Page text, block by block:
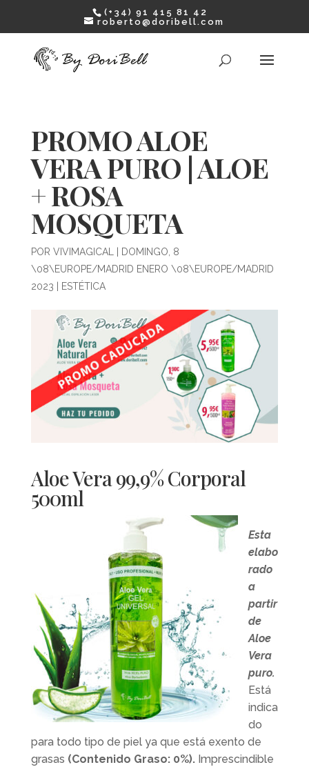
(+34) 91 415 81 42
roberto@doribell.com
PROMO ALOE
VERA PURO | ALOE
+ ROSA
MOSQUETA
POR VIVIMAGICAL
DOMINGO, 8
\08\EUROPE/MADRID ENERO \08\EUROPE/MADRID
2023
ESTÉTICA
Aloe Vera 99,9% Corporal
500ml
Esta
elabo
rado
a
partir
de
Aloe
Vera
puro.
Está
indica
do
para todo tipo de piel ya que está exento de
grasas (Contenido Graso: 0%).Imprescindible